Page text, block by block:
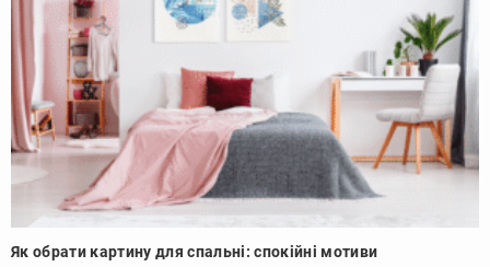
Як обрати картину для спальні: спокійні мотиви